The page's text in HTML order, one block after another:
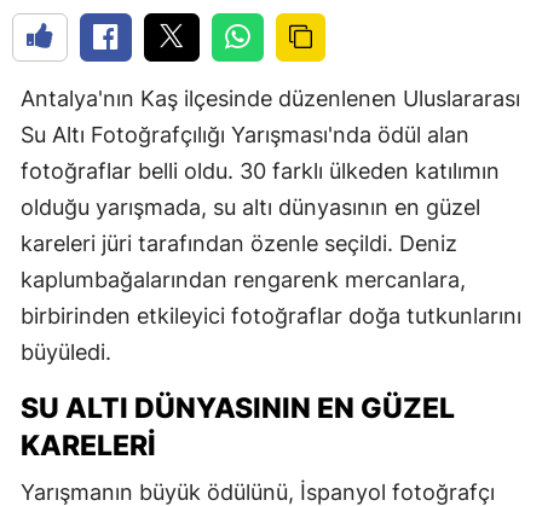
Antalya'nın Kaş ilçesinde düzenlenen Uluslararası
Su Altı Fotoğrafçılığı Yarışması'nda ödül alan
fotoğraflar belli oldu. 30 farklı ülkeden katılımın
olduğu yarışmada, su altı dünyasının en güzel
kareleri jüri tarafından özenle seçildi. Deniz
kaplumbağalarından rengarenk mercanlara,
birbirinden etkileyici fotoğraflar doğa tutkunlarını
büyüledi.
SU ALTI DÜNYASININ EN GÜZEL
KARELERI
Yarışmanın büyük ödülünü, İspanyol fotoğrafçı